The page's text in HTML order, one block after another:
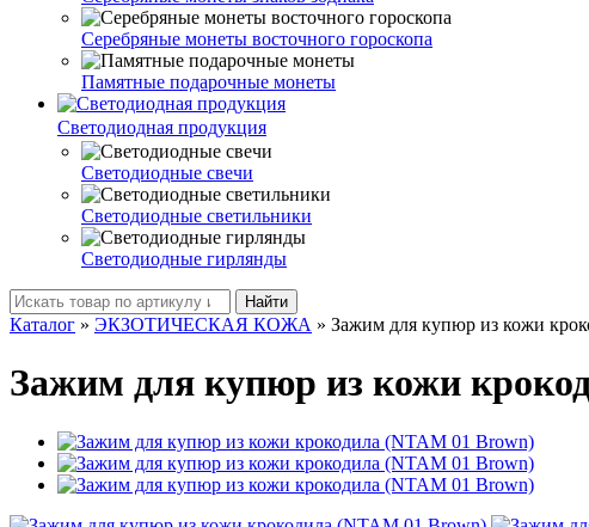
Серебряные монеты восточного гороскопа
Памятные подарочные монеты
Светодиодная продукция
Светодиодные свечи
Светодиодные светильники
Светодиодные гирлянды
Найти
Каталог » ЭКЗОТИЧЕСКАЯ КОЖА » Зажим для купюр из кожи
Зажим для купюр из кожи